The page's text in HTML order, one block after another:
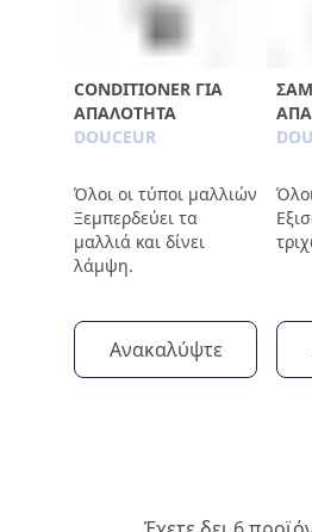
CONDITIONER ΓΙΑ
ΑΠΑΛΌΤΗΤΑ
DOUCEUR
Όλοι οι τύποι μαλλιών
Ξεμπερδεύει τα
μαλλιά και δίνει
λάμψη.
Ανακαλύψτε